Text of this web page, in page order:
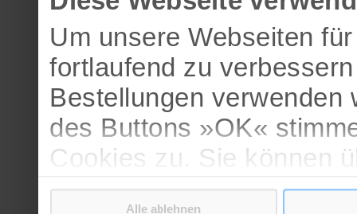
Um unsere Webseiten
fortlaufend zu
Bestellungen
des Buttons »OK«
Cookies zu. Sie können
verschiedenen Cookies
Alle ablehnen